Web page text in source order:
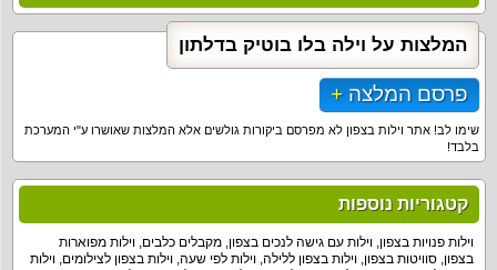
פרסם המלצה
המלצות על וילה בלו בוטיק בדלתון
שימו לב! אתר וילות בצפון לא מפרסם ביקורות גולשים אלא המלצות שאושרו ע"י המערכת
בלבד!
קטגוריות נוספות
וילות פנויות בצפון, וילות עם גישה לנכים בצפון, מקבלים כלבים, וילות מפוארות
בצפון, סוויטות בצפון, וילות בצפון ללילה, וילות לפי שעה, וילות בצפון לצילומים, וילות